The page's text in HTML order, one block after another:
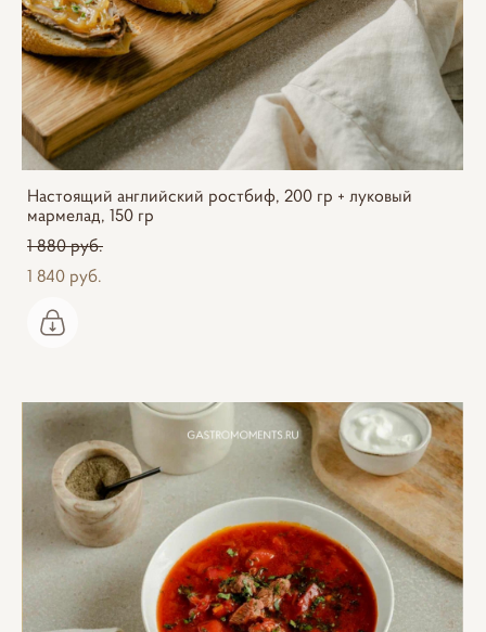
Настоящий английский ростбиф, 200 гр + луковый
мармелад, 150 гр
1 880 pуб.
1 840 pуб.